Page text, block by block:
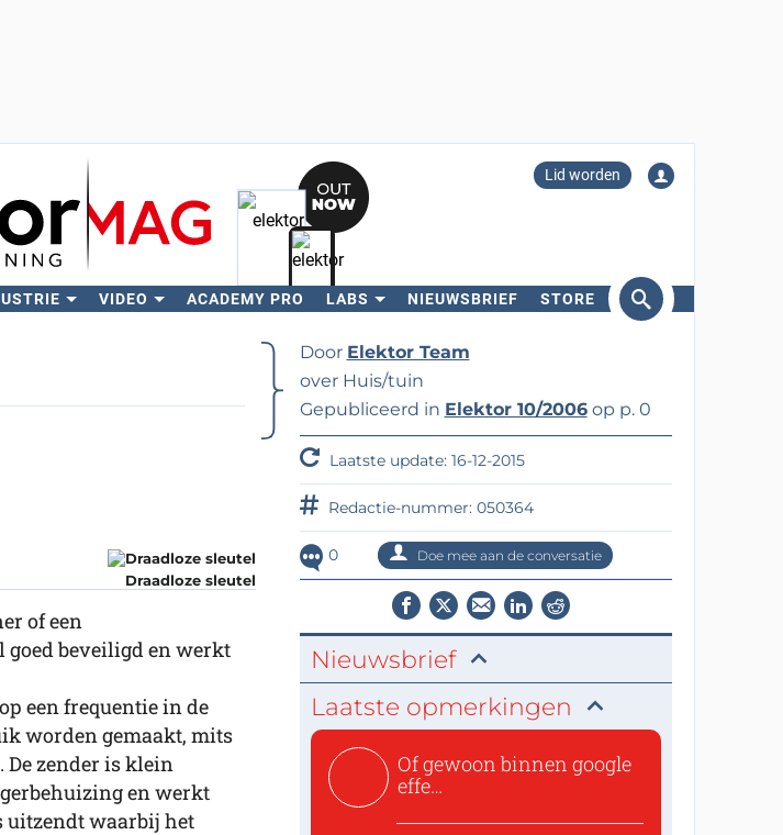
Lid worden
VIDEO ACADEMY PRO LABS NIEUWSBRIEF STORE
Draadloze sleutel
of een
goed beveiligd en werkt
een frequentie in de
worden gemaakt, mits
De zender is klein
en werkt
uitzendt waarbij het
Door Elektor Team
over Huis/tuin
Gepubliceerd in Elektor 10/2006op p. 0
Laatste update: 16-12-2015
Redactie-nummer: 050364
0 Doe mee aan de conversatie
Nieuwsbrief
Laatste opmerkingen
Of gewoon binnen google
effe